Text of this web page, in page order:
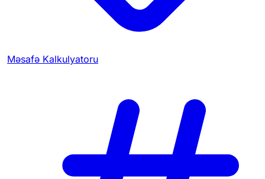
Məsafə Kalkulyatoru